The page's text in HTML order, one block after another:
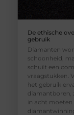
De ethische
gebruik
Diamanten
schoonheid,
schuilt een
vraagstukken.
het gebruik
diamantboren,
in acht moeten